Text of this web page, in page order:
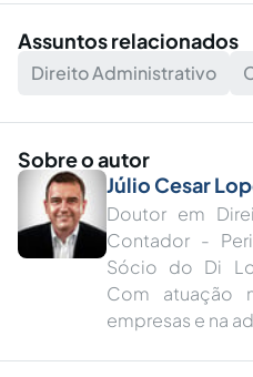
Assuntos relacionados
Direito Administrativo
Sobre o autor
Júlio Cesar
Doutor em
Contador -
Sócio do Di
Com atuação
empresas e na